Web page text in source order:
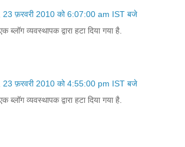
23 फ़रवरी 2010 को 6:07:00 am IST बजे
ब्लॉग व्यवस्थापक द्वारा हटा दिया गया है.
23 फ़रवरी 2010 को 4:55:00 pm IST बजे
ब्लॉग व्यवस्थापक द्वारा हटा दिया गया है.